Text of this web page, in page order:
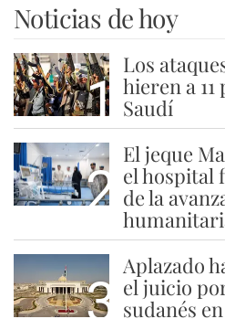
Noticias de hoy
1
Los
hieren a
Saudí
2
El jeque
el hospital
de la
3
Aplazado
el juicio
sudanés